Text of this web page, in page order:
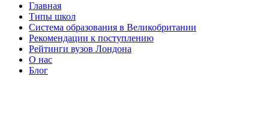
Главная
Типы школ
Система образования в Великобритании
Рекомендации к поступлению
Рейтинги вузов Лондона
О нас
Блог